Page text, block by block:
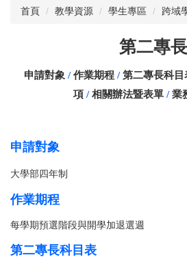
首頁 教學資源 學生專區 跨域
第二專長
申請對象 /作業期程 /第二專長科目
項 / 相關辦法暨表單 /業
申請對象
大學部四年制
作業期程
每學期預選階段與開學加退選週
第二專長科目表